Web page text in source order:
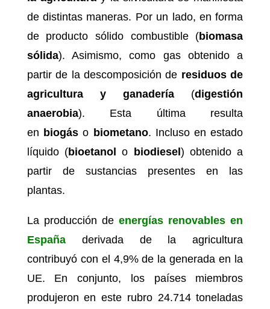
de distintas maneras. Por un lado, en forma
de producto sólido combustible (biomasa
sólida). Asimismo, como gas obtenido a
partir de la descomposición de residuos de
agricultura y ganadería (digestión
anaerobia). Esta última resulta
en biogás o biometano. Incluso en estado
líquido (bioetanol o biodiesel ) obtenido a
partir de sustancias presentes en las
plantas.
La producción deenergías renovables en
España
derivada de la agricultura
contribuyó con el 4,9% de la generada en la
UE. En conjunto, los países miembros
produjeron en este rubro 24.714 toneladas